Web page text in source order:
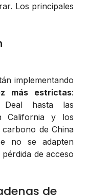
Los principales
implementando
más estrictas:
Deal hasta las
California y los
de China
no se adapten
de acceso
de